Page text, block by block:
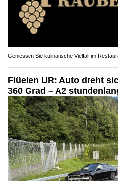
Geniessen Sie kulinarische Vielfalt im
Flüelen UR: Auto dreht
360 Grad – A2